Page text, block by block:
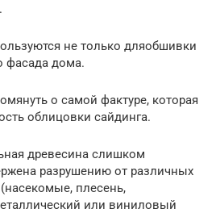
не только дляобшивки
фасада дома.
о самой фактуре, которая
облицовки сайдинга.
древесина слишком
разрушению от различных
плесень,
или виниловый